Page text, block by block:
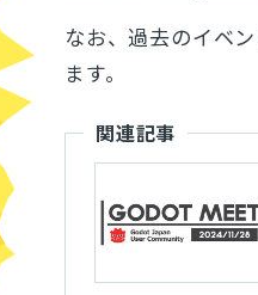
なお、過去のイベ
ます。
関連記事